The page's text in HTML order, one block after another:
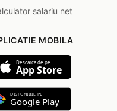
salariu net
MOBILA
Descarca de pe
App Store
DISPONIBIL PE
Google Play